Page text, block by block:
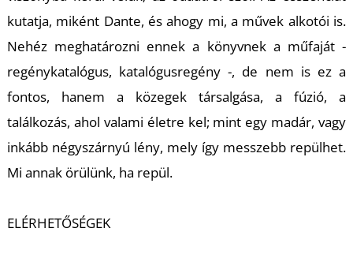
kutatja, miként Dante, és ahogy mi, a művek alkotói is.
Nehéz meghatározni ennek a könyvnek a műfaját -
regénykatalógus, katalógusregény -, de nem is ez a
fontos, hanem a közegek társalgása, a fúzió, a
találkozás, ahol valami életre kel; mint egy madár, vagy
inkább négyszárnyú lény, mely így messzebb repülhet.
Mi annak örülünk, ha repül.
ELÉRHETŐSÉGEK